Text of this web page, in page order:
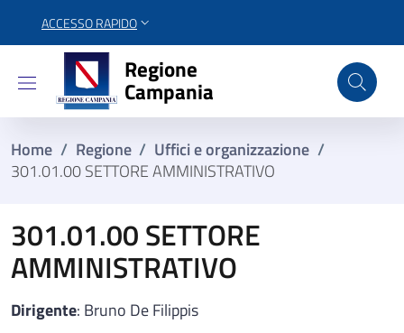
ACCESSO RAPIDO
Regione Campania
Regione
Campania
Home / Regione / Uffici e organizzazione /
301.01.00 SETTORE AMMINISTRATIVO
301.01.00 SETTORE
AMMINISTRATIVO
Dirigente: Bruno De Filippis